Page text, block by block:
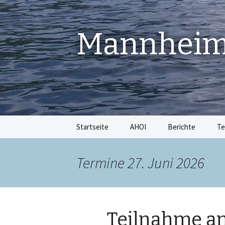
Startseite AHOI Berichte
Termine 27. Juni 2026
Teilnahme